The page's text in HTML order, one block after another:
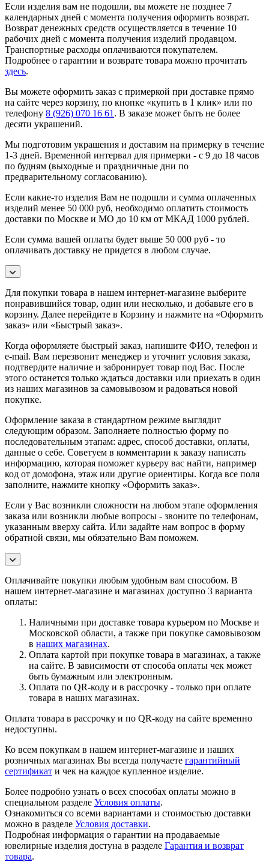
Если изделия вам не подошли, вы можете не позднее 7
календарных дней с момента получения оформить возврат.
Возврат денежных средств осуществляется в течение 10
рабочих дней с момента получения изделий продавцом.
Транспортные расходы оплачиваются покупателем.
Подробнее о гарантии и возврате товара можно прочитать
здесь.
Вы можете оформить заказ с примеркой при доставке прямо
на сайте через корзину, по кнопке «купить в 1 клик» или по
телефону 8 (926) 070 16 61 . В заказе может быть не более
десяти украшений.
Мы подготовим украшения и доставим на примерку в течение
1-3 дней. Временной интервал для примерки - с 9 до 18 часов
по будням (выходные и праздничные дни по
предварительному согласованию).
Если какие-то изделия Вам не подошли и сумма оплаченных
изделий менее 50 000 руб, необходимо оплатить стоимость
доставки по Москве и МО до 10 км от МКАД 1000 рублей.
Если сумма вашей оплаты будет выше 50 000 руб - то
оплачивать доставку не придется в любом случае.
Для покупки товара в нашем интернет-магазине выберите
понравившийся товар, один или несколько, и добавьте его в
корзину. Далее перейдите в Корзину и нажмите на «Оформить
заказ» или «Быстрый заказ».
Когда оформляете быстрый заказ, напишите ФИО, телефон и
e-mail. Вам перезвонит менеджер и уточнит условия заказа,
подтвердите наличие и забронирует товар под Вас. После
этого останется только ждаться доставки или приехать в один
из наших магазинов за самовывозом и радоваться новой
покупке.
Оформление заказа в стандартном режиме выглядит
следующим образом. Заполняете полностью форму по
последовательным этапам: адрес, способ доставки, оплаты,
данные о себе. Советуем в комментарии к заказу написать
информацию, которая поможет курьеру вас найти, например
код от домофона, этаж или другие ориентиры. Когда все поля
заполните, нажмите кнопку «Оформить заказ».
Если у Вас возникли сложности на любом этапе оформления
заказа или возникли любые вопросы - звоните по телефонам,
указанным вверху сайта. Или задайте нам вопрос в форму
обратной связи, мы обязательно Вам поможем.
Оплачивайте покупки любым удобным вам способом. В
нашем интернет-магазине и магазинах доступно 3 варианта
оплаты:
Наличными при доставке товара курьером по Москве и
Московской области, а также при покупке самовывозом
в наших магазинах.
Оплата картой при покупке товара в магазинах, а также
на сайте. В зависимости от способа оплаты чек может
быть бумажным или электронным.
Оплата по QR-коду и в рассрочку - только при оплате
товара в наших магазинах.
Оплата товара в рассрочку и по QR-коду на сайте временно
недоступны.
Ко всем покупкам в нашем интернет-магазине и наших
розничных магазинах Вы всегда получаете гарантийный
сертификат и чек на каждое купленное изделие.
Более подробно узнать о всех способах оплаты можно в
специальном разделе Условия оплаты.
Ознакомиться со всеми вариантами и стоимостью доставки
можно в разделе Условия доставки.
Подробная информация о гарантии на продаваемые
ювелирные изделия достуна в разделе Гарантия и возврат
товара.